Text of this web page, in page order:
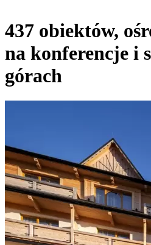
437 obiektów,
na konferencje i
górach